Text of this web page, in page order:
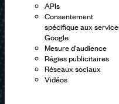
APIs
Consentement
spécifique aux
Google
Mesure d'audience
Régies publicitaires
Réseaux sociaux
Vidéos
En m'inscrivant à la
lapolitique de